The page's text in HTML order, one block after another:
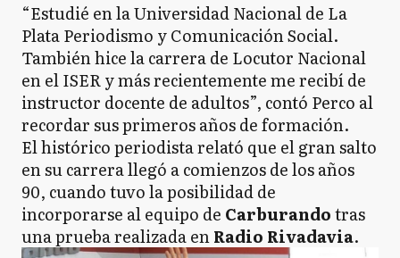
“Estudié en la Universidad Nacional de La
Plata Periodismo y Comunicación Social.
También hice la carrera de Locutor Nacional
en el ISER y más recientemente me recibí de
instructor docente de adultos”, contó Perco al
recordar sus primeros años de formación.
El histórico periodista relató que el gran salto
en su carrera llegó a comienzos de los años
90, cuando tuvo la posibilidad de
incorporarse al equipo de Carburandotras
una prueba realizada enRadio Rivadavia.